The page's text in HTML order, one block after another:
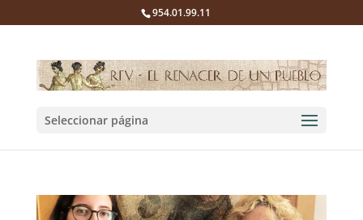
954.01.99.11
Seleccionar página